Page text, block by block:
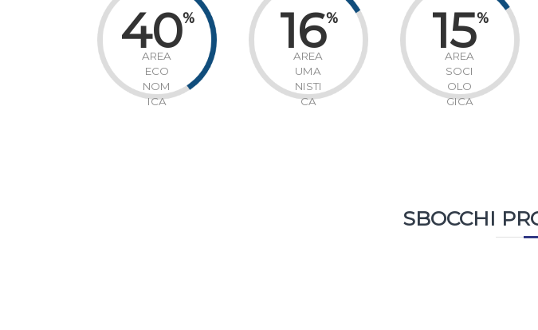
40%
AREA
ECO
NOM
ICA
16%
AREA
UMA
NISTI
CA
15%
AREA
SOCI
OLO
GICA
SBOCCHI